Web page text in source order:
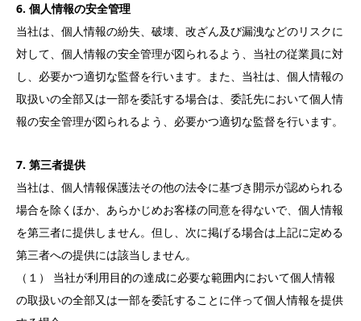
6. 個人情報の安全管理
当社は、個人情報の紛失、破壊、改ざん及び漏洩などのリスクに
対して、個人情報の安全管理が図られるよう、当社の従業員に対
し、必要かつ適切な監督を行います。また、当社は、個人情報の
取扱いの全部又は一部を委託する場合は、委託先において個人情
報の安全管理が図られるよう、必要かつ適切な監督を行います。
7. 第三者提供
当社は、個人情報保護法その他の法令に基づき開示が認められる
場合を除くほか、あらかじめお客様の同意を得ないで、個人情報
を第三者に提供しません。但し、次に掲げる場合は上記に定める
第三者への提供には該当しません。
（１） 当社が利用目的の達成に必要な範囲内において個人情報
の取扱いの全部又は一部を委託することに伴って個人情報を提供